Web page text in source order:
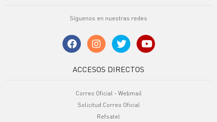
Síguenos en nuestras redes
ACCESOS DIRECTOS
Correo Oficial - Webmail
Solicitud Correo Oficial
Refsatel